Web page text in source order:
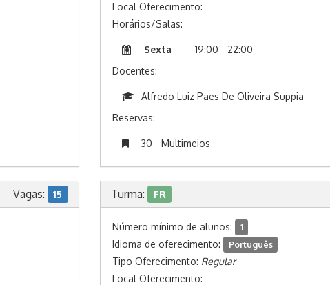
Local Oferecimento:
Horários/Salas:
Sexta
19:00 - 22:00
Docentes:
Alfredo Luiz Paes De Oliveira Suppia
Reservas:
30 - Multimeios
Vagas: 15 Turma: FR
Número mínimo de alunos: 1
Idioma de oferecimento: Português
Tipo Oferecimento: Regular
Local Oferecimento: